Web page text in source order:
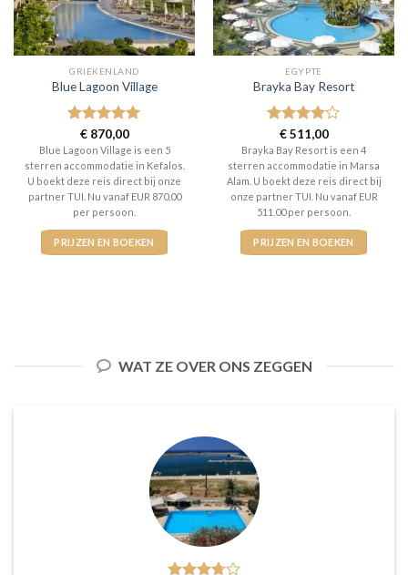
GRIEKENLAND
Blue Lagoon Village
Gewaardeerd
5uit 5
€870,00
Blue Lagoon Village is een 5
sterren accommodatie in Kefalos.
U boekt deze reis direct bij onze
partner TUI. Nu vanaf EUR 870.00
per persoon.
PRIJZEN EN BOEKEN
EGYPTE
Brayka Bay Resort
Gewaardeerd
4 uit 5
€511,00
Brayka Bay Resort is een 4
sterren accommodatie in Marsa
Alam. U boekt deze reis direct bij
onze partner TUI. Nu vanaf EUR
511.00 per persoon.
PRIJZEN EN BOEKEN
WAT ZE OVER ONS ZEGGEN